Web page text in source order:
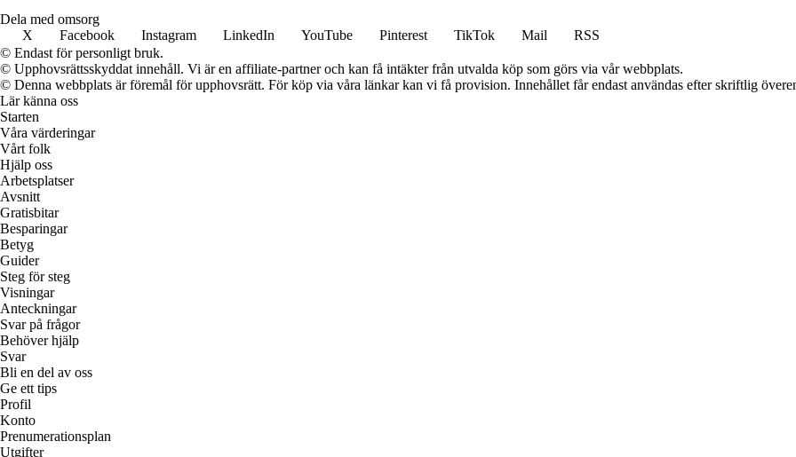
Dela med omsorg
X
Facebook Instagram LinkedIn YouTube Pinterest TikTok Mail
RSS
© Endast för personligt bruk.
© Upphovsrättsskyddat innehåll. Vi är en affiliate-partner och kan få intäkter från utvalda köp som görs via vår webbplats.
© Denna webbplats är föremål för upphovsrätt. För köp via våra länkar kan vi få provision. Innehållet får endast användas efter skriftlig
Lär känna oss
Starten
Våra värderingar
Vårt folk
Hjälp oss
Arbetsplatser
Avsnitt
Gratisbitar
Besparingar
Betyg
Guider
Steg för steg
Visningar
Anteckningar
Svar på frågor
Behöver hjälp
Svar
Bli en del av oss
Ge ett tips
Profil
Konto
Prenumerationsplan
Utgifter